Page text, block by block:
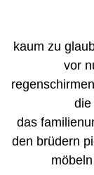
kaum zu
vor
regenschirmen
die
das
den brüdern